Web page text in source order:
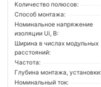
Количество полюсов:
Способ монтажа:
Номинальное напряжение
изоляции Ui, В:
Ширина в числах модульных
расстояний:
Частота:
Глубина монтажа, установки:
Номинальный ток: